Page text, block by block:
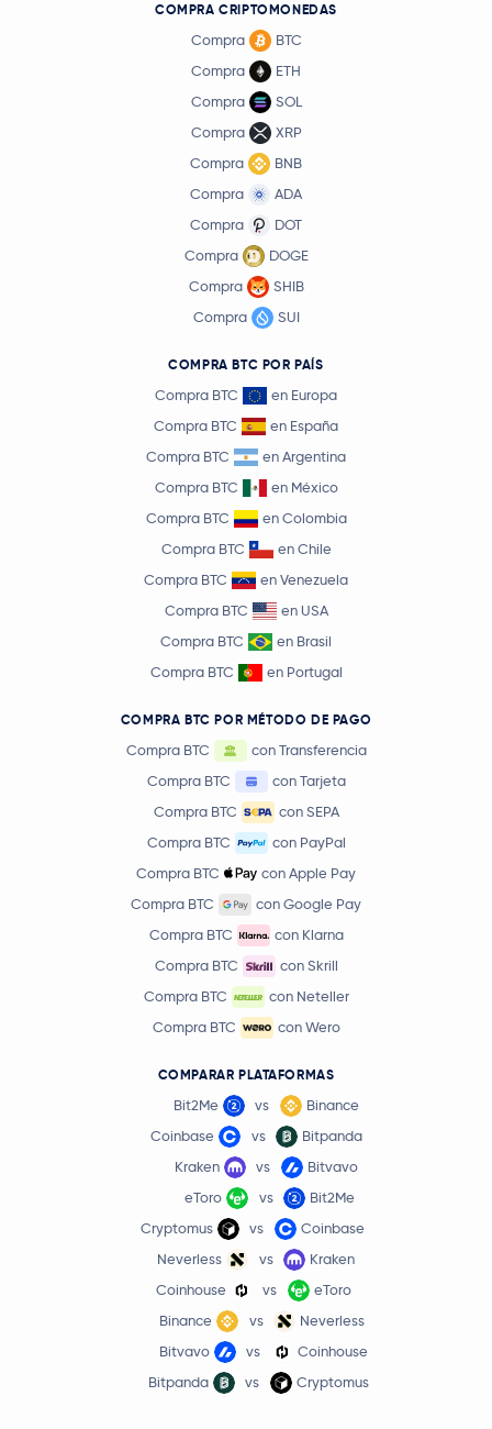
COMPRA CRIPTOMONEDAS
Compra
BTC
Compra
ETH
Compra
SOL
Compra
XRP
Compra
BNB
Compra
ADA
Compra
DOT
Compra
DOGE
Compra
SHIB
Compra
SUI
COMPRA BTC POR PAÍS
Compra BTC
en Europa
Compra BTC
en España
Compra BTC
en Argentina
Compra BTC
en México
Compra BTC
en Colombia
Compra BTC
en Chile
Compra BTC
en Venezuela
Compra BTC
en USA
Compra BTC
en Brasil
Compra BTC
en Portugal
COMPRA BTC POR MÉTODO DE PAGO
Compra BTC
con Transferencia
Compra BTC
con Tarjeta
Compra BTC
con SEPA
Compra BTC
con PayPal
Compra BTC
con Apple Pay
Compra BTC
con Google Pay
Compra BTC
con Klarna
Compra BTC
con Skrill
Compra BTC
con Neteller
Compra BTC
con Wero
COMPARAR PLATAFORMAS
Bit2Me vs
Binance
Coinbase
vs
Bitpanda
Kraken
vs
Bitvavo
eToro
vs
Bit2Me
Cryptomus
vs
Coinbase
Neverless
vs
Kraken
Coinhouse
vs
eToro
Binance
vs
Neverless
Bitvavo
vs
Coinhouse
Bitpanda
vs Cryptomus